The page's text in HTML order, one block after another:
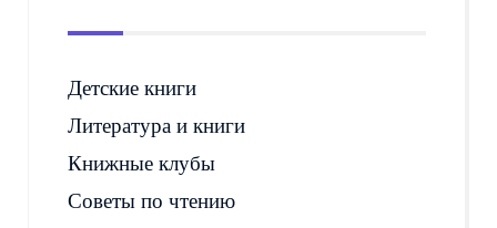
Детские книги
Литература и книги
Книжные клубы
Советы по чтению